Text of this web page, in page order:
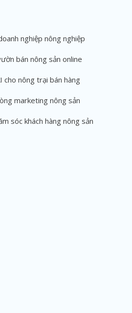
nghiệp nông nghiệp
bán nông sản online
cho nông trại bán hàng
marketing nông sản
sóc khách hàng nông sản